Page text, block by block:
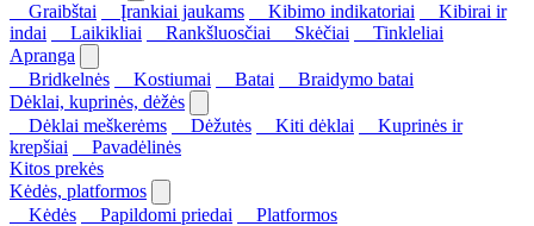
Graibštai
Įrankiai jaukams Kibimo indikatoriai
Kibirai ir
indai
Laikikliai Rankšluosčiai Skėčiai
Tinkleliai
Apranga
Bridkelnės
Kostiumai Batai
Braidymo batai
Dėklai, kuprinės, dėžės
Dėklai meškerėms
Dėžutės Kiti dėklai
Kuprinės ir
krepšiai
Pavadėlinės
Kitos prekės
Kėdės, platformos
Kėdės
Papildomi priedai
Platformos